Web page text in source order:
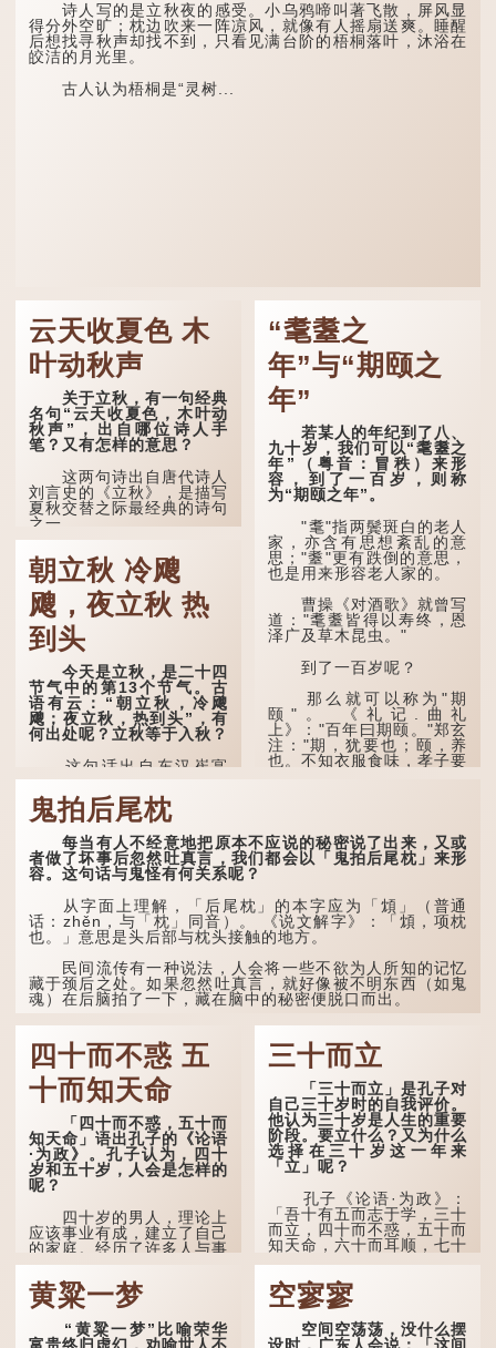
诗人写的是立秋夜的感受。小乌鸦啼叫著飞散，屏风显
得分外空旷；枕边吹来一阵凉风，就像有人摇扇送爽。睡醒
后想找寻秋声却找不到，只看见满台阶的梧桐落叶，沐浴在
皎洁的月光里。
古人认为梧桐是“灵树...
云天收夏色 木
叶动秋声
关于立秋，有一句经典
名句“云天收夏色，木叶动
秋声”，出自哪位诗人手
笔？又有怎样的意思？
这两句诗出自唐代诗人
刘言史的《立秋》，是描写
夏秋交替之际最经典的诗句
之一。
《立秋》全诗如下：
兹晨戒流火，商飙早已
惊。 云天收夏色，木
叶动秋声。
诗的前两句写的是：这
一天早安，天上的“流
火”（指大火星，象征暑
气）开始消退，凉爽的秋风
（商飙，即西风）已经悄然
吹起。后两句，便是全诗的
灵魂...
朝立秋 冷飕
飕，夜立秋 热
到头
今天是立秋，是二十四
节气中的第13个节气。古
语有云：“朝立秋，冷飕
飕；夜立秋，热到头”，有
何出处呢？立秋等于入秋？
这句话出自东汉崔寔
《四民月令》：“朝立秋，
冷飕飕；夜立秋，热到
头”。到了清代，顾禄在
《清嘉录》里记录苏州风俗
时，也引用了这句谚语。不
过当地百姓的口头说法
是“朝立秋，渹飕飕；夜立
有不同，但意思完全一致。
那么，这句话到底准不
朴素观察：如果立秋的精
确...
“耄耋之
年”与“期颐之
年”
若某人的年纪到了八、
九十岁，我们可以“耄耋之
年”（粤音：冒秩）来形
容，到了一百岁，则称
为“期颐之年”。
"耄"指两鬓斑白的老人
家，亦含有思想紊乱的意
思；"耋"更有跌倒的意思，
也是用来形容老人家的。
曹操《对酒歌》就曾写
道："耄耋皆得以寿终，恩
泽广及草木昆虫。"
到了一百岁呢？
那么就可以称为"期
颐"。 《礼记.曲礼
上》："百年曰期颐。"郑玄
注："期，犹要也；颐，养
也。不知衣服食味，孝子要
鬼拍后尾枕
每当有人不经意地把原本不应说的秘密说了出来，又或
者做了坏事后忽然吐真言，我们都会以「鬼拍后尾枕」来形
容。这句话与鬼怪有何关系呢？
从字面上理解，「后尾枕」的本字应为「䪴」（普通
话：zhěn，与「枕」同音）。 《说文解字》：「䪴，项枕
也。」意思是头后部与枕头接触的地方。
民间流传有一种说法，人会将一些不欲为人所知的记忆
藏于颈后之处。如果忽然吐真言，就好像被不明东西（如鬼
魂）在后脑拍了一下，藏在脑中的秘密便脱口而出。
因此...
四十而不惑 五
十而知天命
「四十而不惑，五十而
知天命」语出孔子的《论语
·为政》。孔子认为，四十
岁和五十岁，人会是怎样的
呢？
四十岁的男人，理论上
应该事业有成，建立了自己
的家庭。经历了许多人与事
之后，对事物有了自己的判
断能力，不会轻易为表象所
迷惑。
孔子在《论语·子罕》
也说：「知者不惑，仁者不
三十而立
「三十而立」是孔子对
自己三十岁时的自我评价。
他认为三十岁是人生的重要
阶段。要立什么？又为什么
选择在三十岁这一年来
「立」呢？
孔子《论语·为政》：
「吾十有五而志于学，三十
而立，四十而不惑，五十而
知天命，六十而耳顺，七十
在古代，男子一般于二
十岁进行冠礼，冠礼完成后
便是成人，但由于未达壮
年，所以又称「弱冠」。
黄粱一梦
“黄粱一梦”比喻荣华
富贵终归虚幻，劝喻世人不
空寥寥
空间空荡荡，没什么摆
设时，广东人会说：「这间